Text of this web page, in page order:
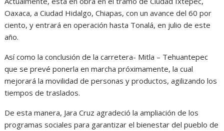
Oaxaca, a Ciudad Hidalgo, Chiapas, con un avance del 60 por
ciento, y entrará en operación hasta Tonalá, en julio de este
año.
Así como la conclusión de la carretera- Mitla – Tehuantepec
que se prevé ponerla en marcha próximamente, la cual
mejorará la movilidad de personas y productos, agilizando los
tiempos de traslados.
De esta manera, Jara Cruz agradeció la ampliación de los
programas sociales para garantizar el bienestar del pueblo de